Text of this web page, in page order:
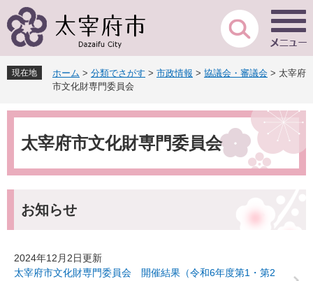
ー
先
頭
す
ニ
を
飛
し
現在地 ホーム > 分類でさがす > 市政情報 > 協議会・審議会 > 太宰府
市文化財専門委員会
本
太宰府市文化財専門委員会
お知らせ
2024年12月2日更新
太宰府市文化財専門委員会 開催結果（令和6年度第1・第2